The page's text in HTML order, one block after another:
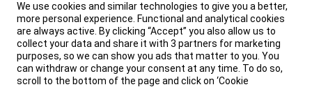
We use cookies and similar technologies to give you a better,
more personal experience. Functional and analytical cookies
are always active. By clicking “Accept” you also allow us to
collect your data and share it with 3 partners for marketing
purposes, so we can show you ads that matter to you. You
can withdraw or change your consent at any time. To do so,
scroll to the bottom of the page and click on ‘Cookie